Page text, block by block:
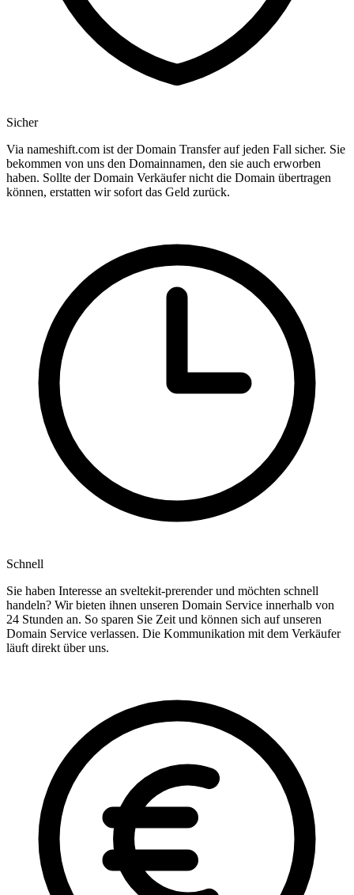
Sicher
Via nameshift.com ist der Domain Transfer auf jeden Fall sicher. Sie
bekommen von uns den Domainnamen, den sie auch erworben
haben. Sollte der Domain Verkäufer nicht die Domain übertragen
können, erstatten wir sofort das Geld zurück.
Schnell
Sie haben Interesse an sveltekit-prerender und möchten schnell
handeln? Wir bieten ihnen unseren Domain Service innerhalb von
24 Stunden an. So sparen Sie Zeit und können sich auf unseren
Domain Service verlassen. Die Kommunikation mit dem Verkäufer
läuft direkt über uns.